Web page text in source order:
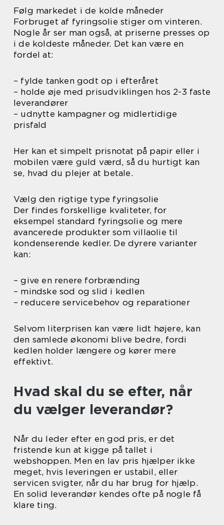
Følg markedet i de kolde måneder
Forbruget af fyringsolie stiger om vinteren.
Nogle år ser man også, at priserne presses op
i de koldeste måneder. Det kan være en
fordel at:
– fylde tanken godt op i efteråret
– holde øje med prisudviklingen hos 2-3 faste
leverandører
– udnytte kampagner og midlertidige
prisfald
Her kan et simpelt prisnotat på papir eller i
mobilen være guld værd, så du hurtigt kan
se, hvad du plejer at betale.
Vælg den rigtige type fyringsolie
Der findes forskellige kvaliteter, for
eksempel standard fyringsolie og mere
avancerede produkter som villaolie til
kondenserende kedler. De dyrere varianter
kan:
– give en renere forbrænding
– mindske sod og slid i kedlen
– reducere servicebehov og reparationer
Selvom literprisen kan være lidt højere, kan
den samlede økonomi blive bedre, fordi
kedlen holder længere og kører mere
effektivt.
Hvad skal du se efter, når
du vælger leverandør?
Når du leder efter en god pris, er det
fristende kun at kigge på tallet i
webshoppen. Men en lav pris hjælper ikke
meget, hvis leveringen er ustabil, eller
servicen svigter, når du har brug for hjælp.
En solid leverandør kendes ofte på nogle få
klare ting.